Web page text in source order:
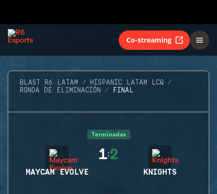
Co-streaming
BLAST R6 LATAM
HISPANIC LATAM LCQ
RONDA DE ELIMINACIÓN
FINAL
Terminadas
MAYCAM EVOLVE
1:2
KNIGHTS